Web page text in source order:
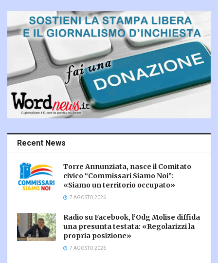
Recent News
Torre Annunziata, nasce il Comitato
civico “Commissari Siamo Noi”:
«Siamo un territorio occupato»
7 AGOSTO 2026
Radio su Facebook, l’Odg Molise diffida
una presunta testata: «Regolarizzi la
propria posizione»
7 AGOSTO 2026